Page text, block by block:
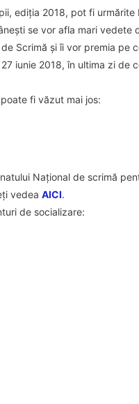
ediția 2018, pot fi urmărite
se vor afla mari vedete
Scrimă și îi vor premia pe
iunie 2018, în ultima zi de
fi văzut mai jos:
Național de scrimă
vedea AICI.
de socializare: